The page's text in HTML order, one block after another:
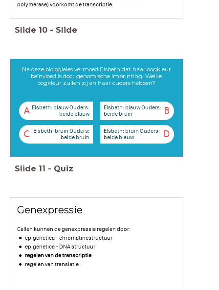
polymerase) voorkomt de transcriptie
Slide 10 - Slide
Na deze biologieles vermoed Elsbeth dat haar oogkleur
beïnvloed is door genomische imprinting. Welke
oogkleur zullen zij en haar ouders hebben?
A Elsbeth: blauw Ouders:
beide blauw
B
Elsbeth: blauw Ouders:
beide bruin
C
Elsbeth: bruin Ouders:
beide bruin
D
Elsbeth: bruin Ouders:
beide blauw
Slide 11 - Quiz
Genexpressie
Cellen kunnen de genexpressie regelen door:
epigenetica - chromatinestructuur
epigenetica - DNA structuur
regelen van de transcriptie
regelen van translatie